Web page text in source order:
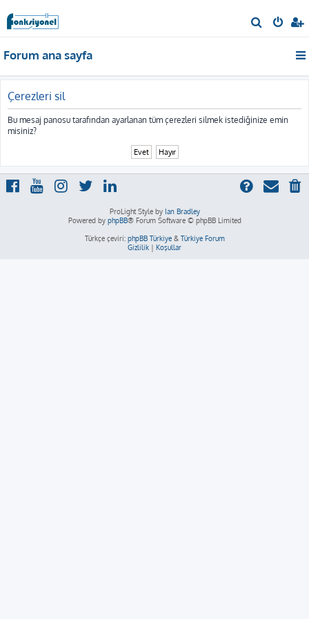
r
Forum ana sayfa
Çerezleri sil
Bu mesaj panosu tarafından ayarlanan tüm çerezleri silmek istediğinize emin
misiniz?
ProLight Style by Ian Bradley
Powered by phpBB® Forum Software © phpBB Limited
Türkçe çeviri: phpBB Türkiye& Türkiye Forum
Gizlilik | Koşullar